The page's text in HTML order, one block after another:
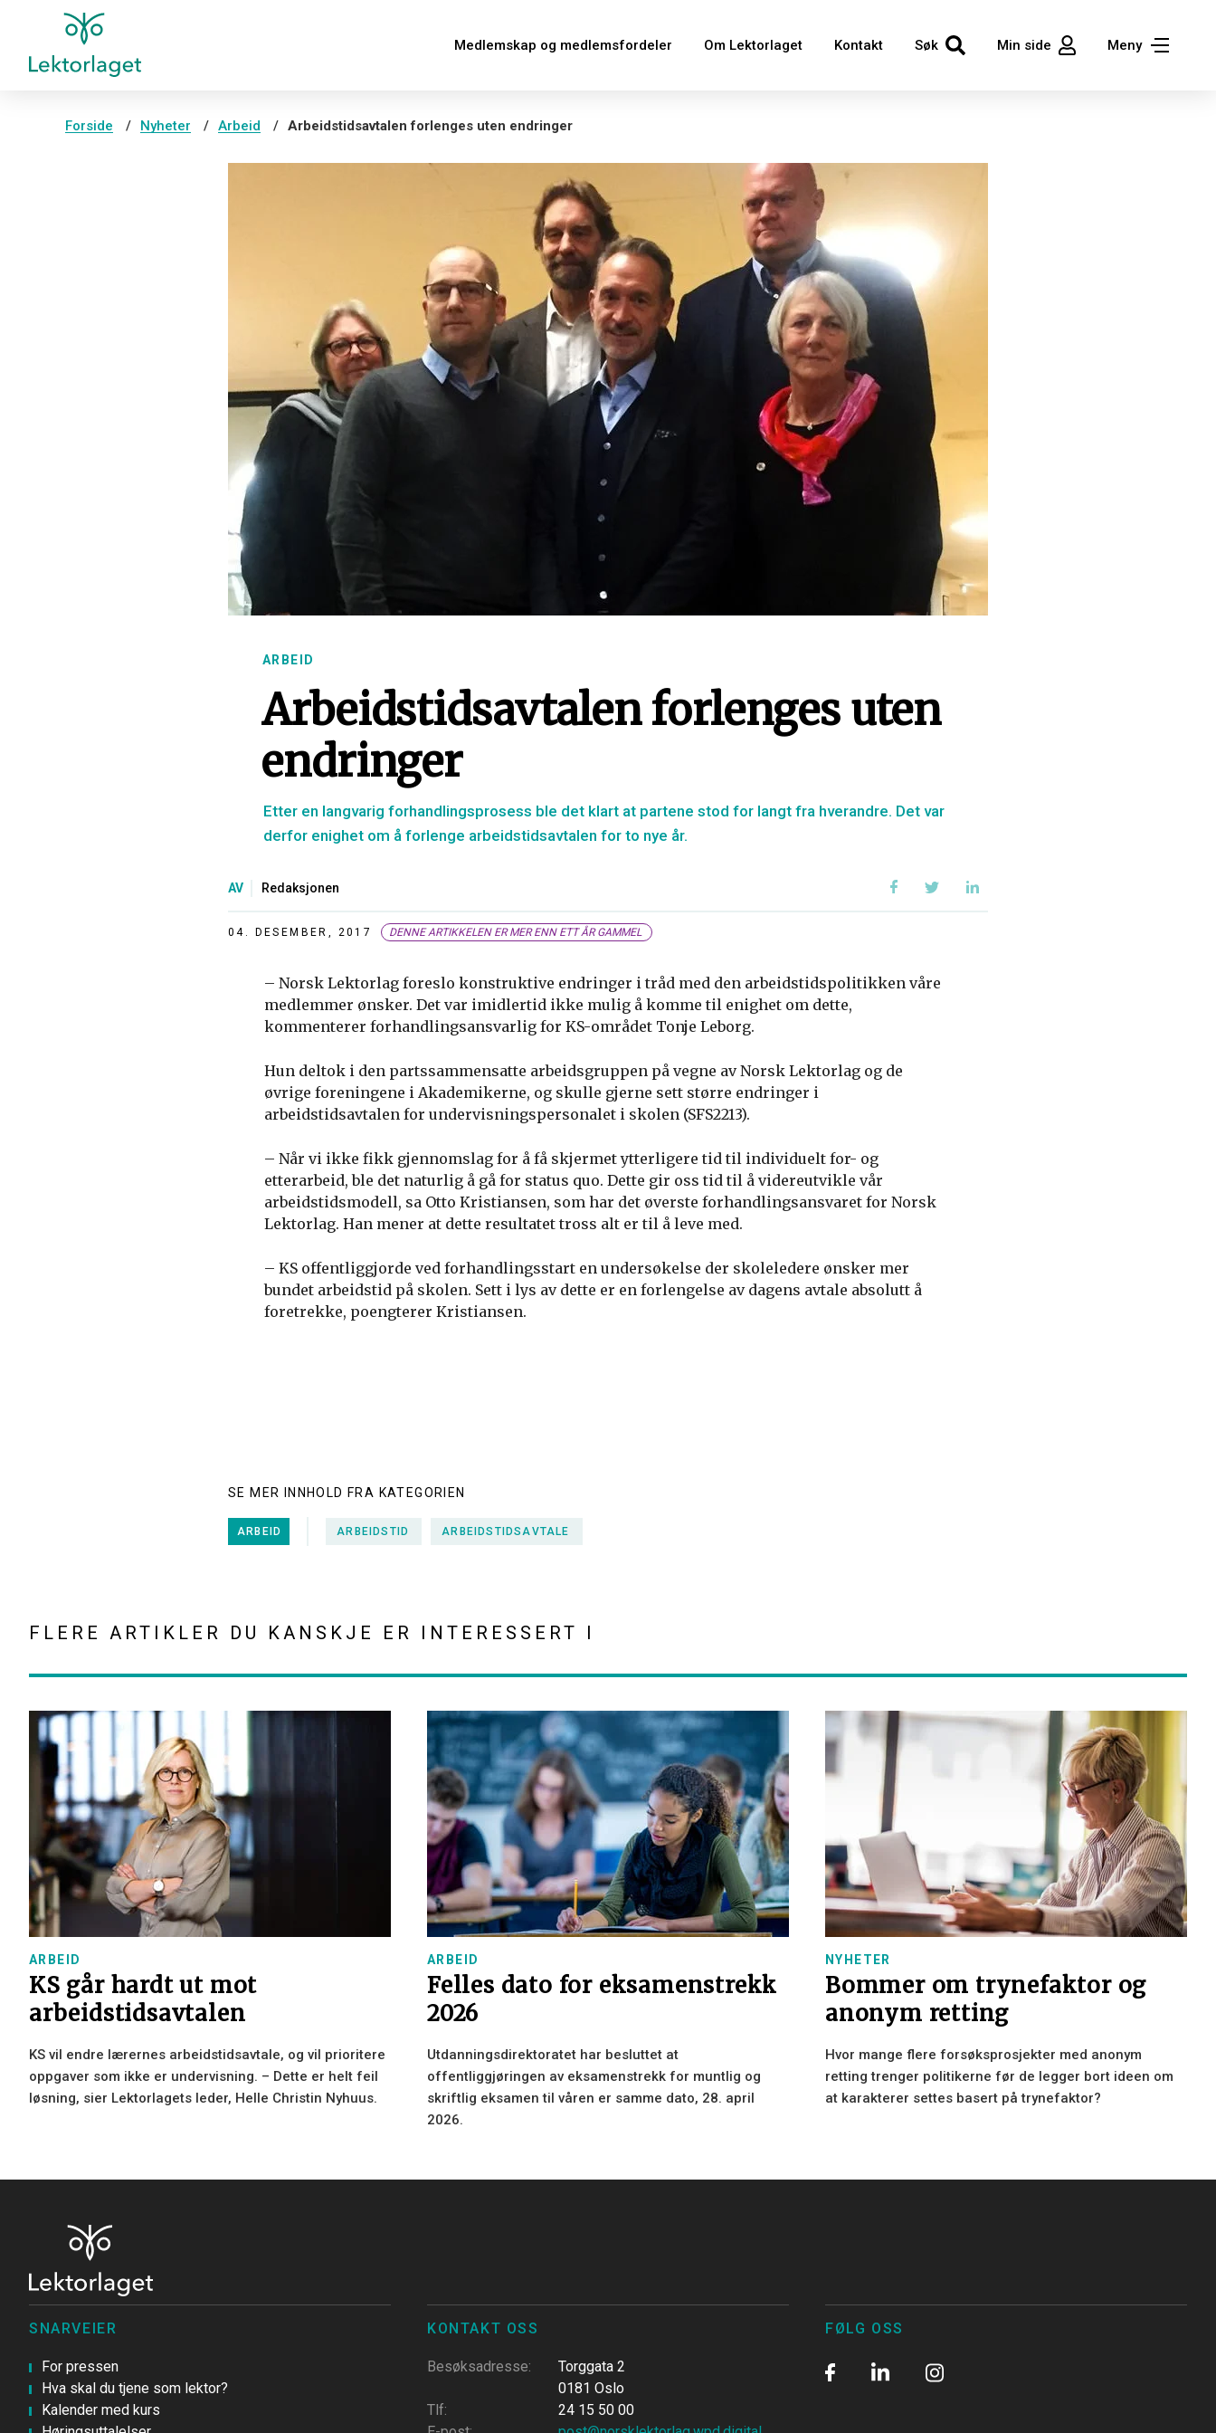
Medlemskap og medlemsfordeler Om Lektorlaget Kontakt Søk Min side Meny
Forside Nyheter Arbeid Arbeidstidsavtalen forlenges uten endringer
ARBEID
Arbeidstidsavtalen forlenges uten
endringer
Etter en langvarig forhandlingsprosess ble det klart at partene stod for langt fra hverandre. Det var
derfor enighet om å forlenge arbeidstidsavtalen for to nye år.
AV Redaksjonen
04. DESEMBER, 2017 DENNE ARTIKKELEN ER MER ENN ETT ÅR GAMMEL
– Norsk Lektorlag foreslo konstruktive endringer i tråd med den arbeidstidspolitikken våre
medlemmer ønsker. Det var imidlertid ikke mulig å komme til enighet om dette,
kommenterer forhandlingsansvarlig for KS-området Tonje Leborg.
Hun deltok i den partssammensatte arbeidsgruppen på vegne av Norsk Lektorlag og de
øvrige foreningene i Akademikerne, og skulle gjerne sett større endringer i
arbeidstidsavtalen for undervisningspersonalet i skolen (SFS2213).
– Når vi ikke fikk gjennomslag for å få skjermet ytterligere tid til individuelt for- og
etterarbeid, ble det naturlig å gå for status quo. Dette gir oss tid til å videreutvikle vår
arbeidstidsmodell, sa Otto Kristiansen, som har det øverste forhandlingsansvaret for Norsk
Lektorlag. Han mener at dette resultatet tross alt er til å leve med.
– KS offentliggjorde ved forhandlingsstart en undersøkelse der skoleledere ønsker mer
bundet arbeidstid på skolen. Sett i lys av dette er en forlengelse av dagens avtale absolutt å
foretrekke, poengterer Kristiansen.
SE MER INNHOLD FRA KATEGORIEN
ARBEID ARBEIDSTID ARBEIDSTIDSAVTALE
FLERE ARTIKLER DU KANSKJE ER INTERESSERT I
ARBEID
KS går hardt ut mot
arbeidstidsavtalen
KS vil endre lærernes arbeidstidsavtale, og vil prioritere
oppgaver som ikke er undervisning. – Dette er helt feil
løsning, sier Lektorlagets leder, Helle Christin Nyhuus.
ARBEID
Felles dato for eksamenstrekk
2026
Utdanningsdirektoratet har besluttet at
offentliggjøringen av eksamenstrekk for muntlig og
skriftlig eksamen til våren er samme dato, 28. april
2026.
NYHETER
Bommer om trynefaktor og
anonym retting
Hvor mange flere forsøksprosjekter med anonym
retting trenger politikerne før de legger bort ideen om
at karakterer settes basert på trynefaktor?
SNARVEIER
For pressen
Hva skal du tjene som lektor?
Kalender med kurs
KONTAKT OSS
Besøksadresse:
Torggata 2
0181 Oslo
Tlf:
24 15 50 00
FØLG OSS